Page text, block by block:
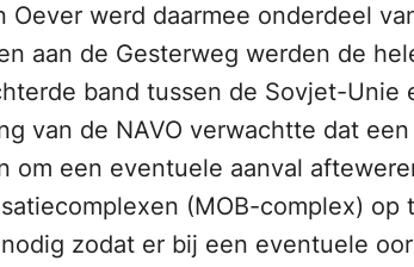
werd daarmee onderdeel
aan de Gesterweg werden de
band tussen de Sovjet-Unie
van de NAVO verwachtte dat
een eventuele aanval
(MOB-complex)
zodat er bij een eventuele